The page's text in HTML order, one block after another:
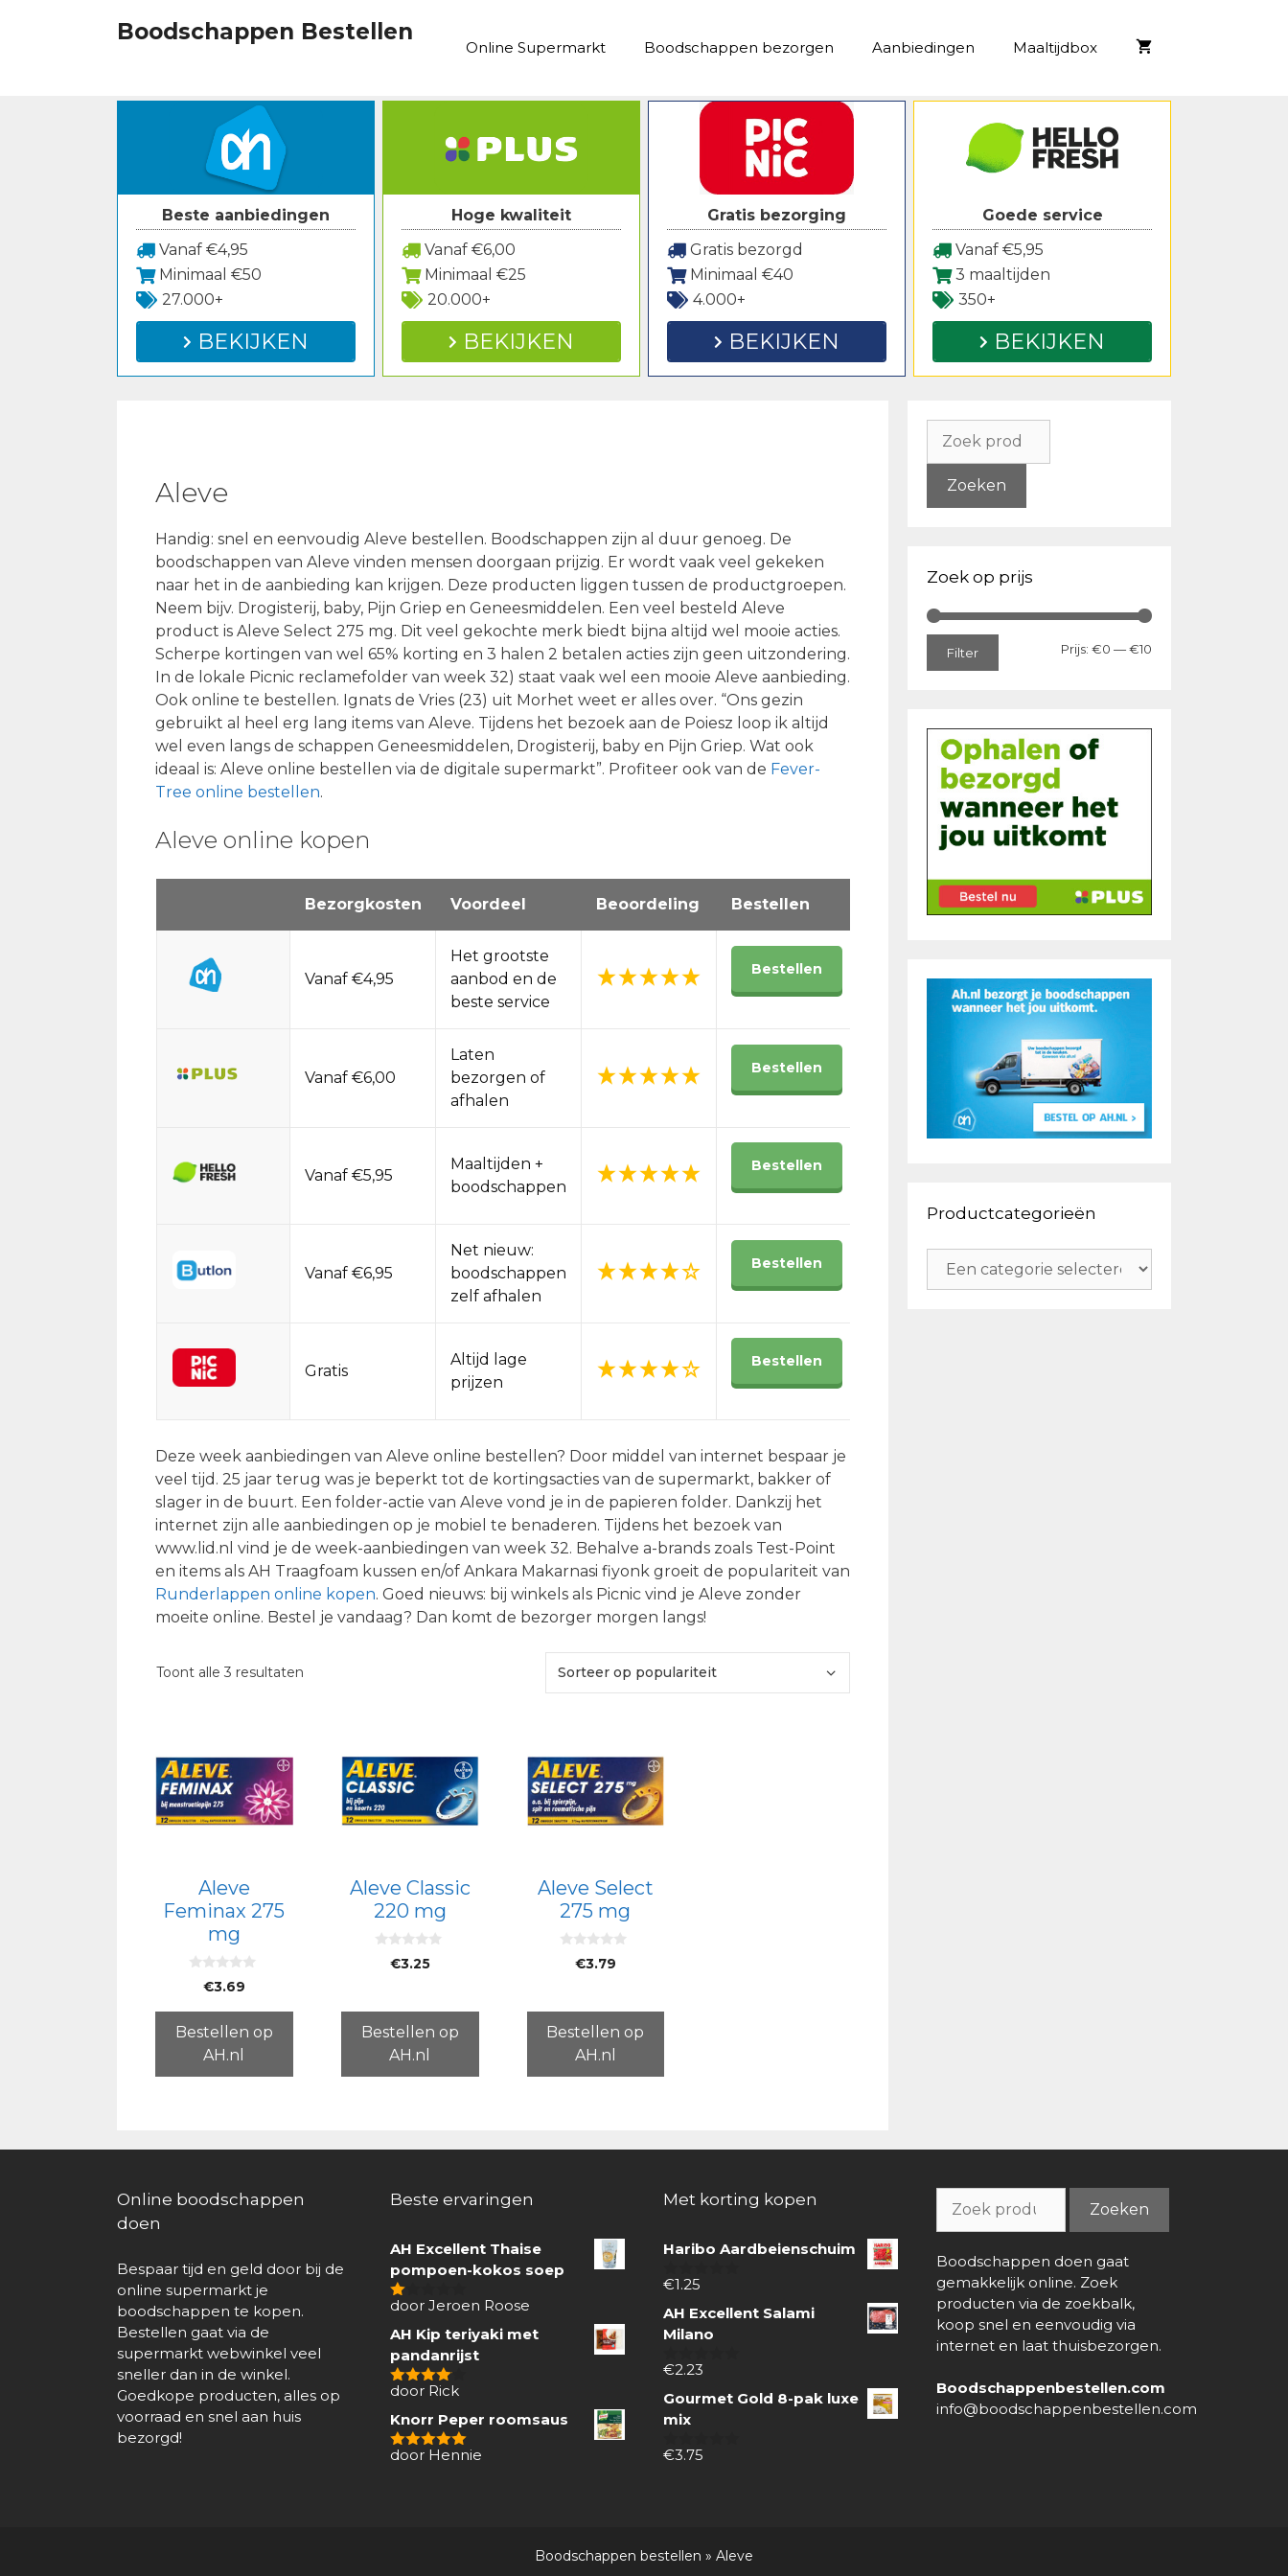
Boodschappen Bestellen
Online Supermarkt Boodschappen bezorgen Aanbiedingen Maaltijdbox
Beste aanbiedingen
Vanaf €4,95
Minimaal €50
27.000+
BEKIJKEN
Hoge kwaliteit
Vanaf €6,00
Minimaal €25
20.000+
BEKIJKEN
Gratis bezorging
Gratis bezorgd
Minimaal €40
4.000+
BEKIJKEN
Goede service
Vanaf €5,95
3 maaltijden
350+
BEKIJKEN
Aleve
Handig: snel en eenvoudig Aleve bestellen. Boodschappen zijn al duur genoeg. De
boodschappen van Aleve vinden mensen doorgaan prijzig. Er wordt vaak veel gekeken
naar het in de aanbieding kan krijgen. Deze producten liggen tussen de productgroepen.
Neem bijv. Drogisterij, baby, Pijn Griep en Geneesmiddelen. Een veel besteld Aleve
product is Aleve Select 275 mg. Dit veel gekochte merk biedt bijna altijd wel mooie acties.
Scherpe kortingen van wel 65% korting en 3 halen 2 betalen acties zijn geen uitzondering.
In de lokale Picnic reclamefolder van week 32) staat vaak wel een mooie Aleve aanbieding.
Ook online te bestellen. Ignats de Vries (23) uit Morhet weet er alles over. “Ons gezin
gebruikt al heel erg lang items van Aleve. Tijdens het bezoek aan de Poiesz loop ik altijd
wel even langs de schappen Geneesmiddelen, Drogisterij, baby en Pijn Griep. Wat ook
ideaal is: Aleve online bestellen via de digitale supermarkt”. Profiteer ook van de Fever-
Tree online bestellen.
Aleve online kopen
Bezorgkosten Voordeel Beoordeling Bestellen
Vanaf €4,95
Het grootste
aanbod en de
beste service
Bestellen
Vanaf €6,00
Laten
bezorgen of
afhalen
Bestellen
Vanaf €5,95
Maaltijden +
boodschappen
Bestellen
Vanaf €6,95
Net nieuw:
boodschappen
zelf afhalen
Bestellen
Gratis
Altijd lage
prijzen
Bestellen
Deze week aanbiedingen van Aleve online bestellen? Door middel van internet bespaar je
veel tijd. 25 jaar terug was je beperkt tot de kortingsacties van de supermarkt, bakker of
slager in de buurt. Een folder-actie van Aleve vond je in de papieren folder. Dankzij het
internet zijn alle aanbiedingen op je mobiel te benaderen. Tijdens het bezoek van
www.lid.nl vind je de week-aanbiedingen van week 32. Behalve a-brands zoals Test-Point
en items als AH Traagfoam kussen en/of Ankara Makarnasi fiyonk groeit de populariteit van
Runderlappen online kopen. Goed nieuws: bij winkels als Picnic vind je Aleve zonder
moeite online. Bestel je vandaag? Dan komt de bezorger morgen langs!
Toont alle 3 resultaten
Aleve
Feminax 275
mg
5
€3.69
Bestellen op
AH.nl
Aleve Classic
220 mg
€3.25
Bestellen op
AH.nl
Aleve Select
275 mg
€3.79
Bestellen op
AH.nl
naar:
Zoeken
Zoek op prijs
Filter Prijs: €0 —€10
Productcategorieën
Online boodschappen
doen
Bespaar tijd en geld door bij de
online supermarkt je
boodschappen te kopen.
Bestellen gaat via de
supermarkt webwinkel veel
sneller dan in de winkel.
Goedkope producten, alles op
voorraad en snel aan huis
bezorgd!
Beste ervaringen
AH Excellent Thaise
pompoen-kokos soep
1
5
door Jeroen Roose
AH Kip teriyaki met
pandanrijst
4van 5
door Rick
Knorr Peper roomsaus
5van 5
door Hennie
Met korting kopen
Haribo Aardbeienschuim
0
5
€1.25
AH Excellent Salami
Milano
0
5
€2.23
Gourmet Gold 8-pak luxe
mix
0
€3.75
naar:
Zoeken
Boodschappen doen gaat
gemakkelijk online. Zoek
producten via de zoekbalk,
koop snel en eenvoudig via
internet en laat thuisbezorgen.
Boodschappenbestellen.com
info@boodschappenbestellen.com
Boodschappen bestellen » Aleve